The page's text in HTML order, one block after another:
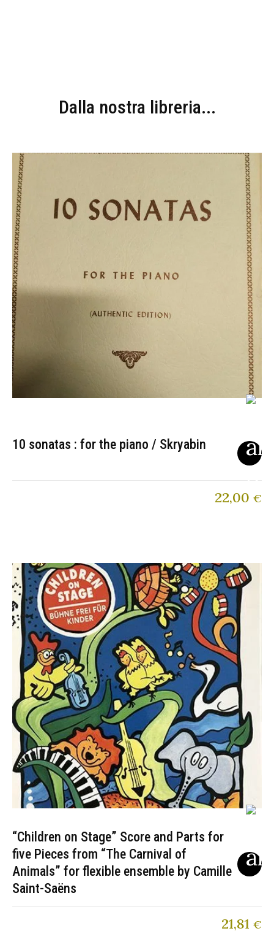
Dalla nostra libreria...
10 sonatas : for the piano / Skryabin
22,00 €
“Children on Stage” Score and Parts for
five Pieces from “The Carnival of
Animals” for flexible ensemble by Camille
Saint-Saëns
21,81 €